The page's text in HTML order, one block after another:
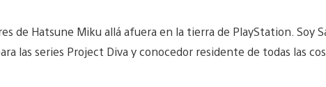
de Hatsune Miku allá afuera en la tierra de PlayStation. Soy
las series Project Diva y conocedor residente de todas las